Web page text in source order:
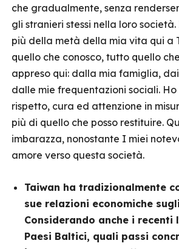
che gradualmente, senza
gli stranieri stessi nella loro
più della metà della mia vita qui a
quello che conosco, tutto quello che
appreso qui: dalla mia famiglia,
dalle mie frequentazioni sociali.
rispetto, cura ed attenzione in
più di quello che posso restituire.
imbarazza, nonostante I miei
amore verso questa società.
Taiwan ha tradizionalmente
sue relazioni economiche
Considerando anche i recenti
Paesi Baltici, quali passi